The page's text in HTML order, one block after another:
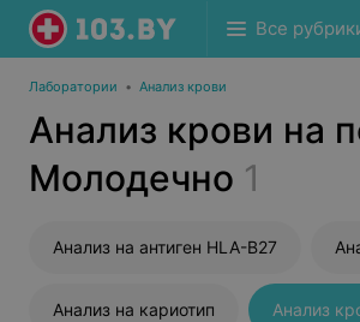
Все
Лаборатории • Анализ крови
Анализ крови на
Молодечно 1
Анализ на антиген HLA-B27
Анализ на кариотип Анализ